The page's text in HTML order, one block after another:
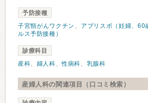
予防接種
子宮頸がんワクチン 、 アブリスボ（妊婦、60
ルス予防接種）
診療科目
産科、 婦人科、性病科、 乳腺科
産婦人科の関連項目（口コミ検索）